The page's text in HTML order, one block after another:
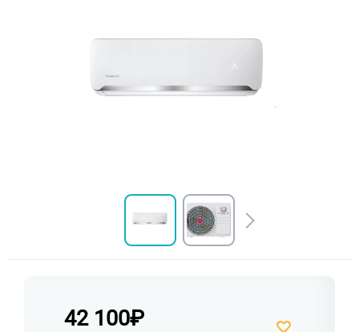
42 100₽